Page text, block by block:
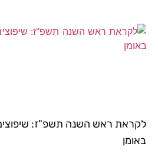
לקראת ראש השנה תשפ"ז: שיפוצים
באומן